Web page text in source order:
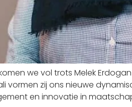
we vol trots Melek
vormen zij ons nieuwe
en innovatie in